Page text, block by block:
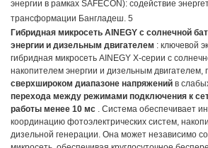
Гибридная микросеть AINEGY с солнечной
энергии и дизельным двигателем : ключевой
гибридная микросеть AINEGY X-серии с
накопителем энергии и дизельным двигателем,
сверхшироком диапазоне напряжений в
перехода между режимами подключения к
работы менее 10 мс . Система обеспечивает
координацию фотоэлектрических систем,
дизельной генерации. Она может независимо